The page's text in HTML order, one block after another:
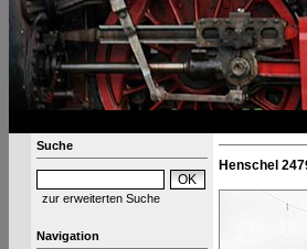
Suche
zur erweiterten Suche
Navigation
Henschel